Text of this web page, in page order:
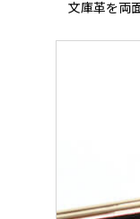
文庫革を両